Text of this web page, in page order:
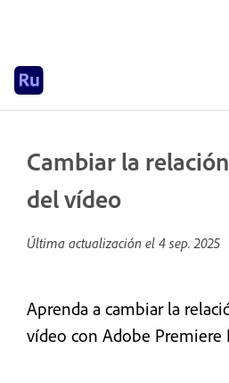
Cambiar la
del vídeo
Última actualización el 4 sep. 2025
Aprenda a cambiar la
vídeo con Adobe Premiere